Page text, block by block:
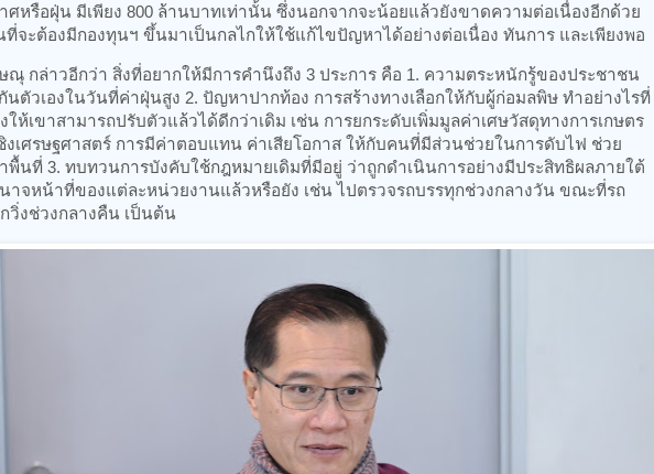
ศหรือฝุ่น มีเพียง 800 ล้านบาทเท่านั้น ซึ่งนอกจากจะน้อยแล้วยังขาดความต่อเนื่องอีกด้วย
ที่จะต้องมีกองทุนฯ ขึ้นมาเป็นกลไกให้ใช้แก้ไขปัญหาได้อย่างต่อเนื่อง ทันการ และเพียงพอ
ณุ กล่าวอีกว่า สิ่งที่อยากให้มีการคำนึงถึง 3 ประการ คือ 1. ความตระหนักรู้ของประชาชน
นตัวเองในวันที่ค่าฝุ่นสูง 2. ปัญหาปากท้อง การสร้างทางเลือกให้กับผู้ก่อมลพิษ ทำอย่างไรที่
ให้เขาสามารถปรับตัวแล้วได้ดีกว่าเดิม เช่น การยกระดับเพิ่มมูลค่าเศษวัสดุทางการเกษตร
งเศรษฐศาสตร์ การมีค่าตอบแทน ค่าเสียโอกาส ให้กับคนที่มีส่วนช่วยในการดับไฟ ช่วย
พื้นที่ 3. ทบทวนการบังคับใช้กฎหมายเดิมที่มีอยู่ ว่าถูกดำเนินการอย่างมีประสิทธิผลภายใต้
าจหน้าที่ของแต่ละหน่วยงานแล้วหรือยัง เช่น ไปตรวจรถบรรทุกช่วงกลางวัน ขณะที่รถ
วิ่งช่วงกลางคืน เป็นต้น